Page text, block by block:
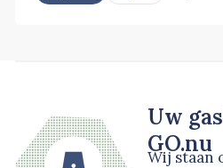
Uw
GO.nu
Wij staan